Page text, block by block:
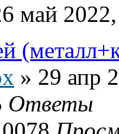
май
» 29 апр
Ответы